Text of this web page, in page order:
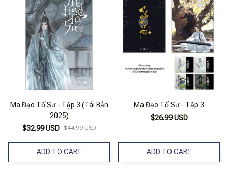
Ma Đạo Tổ Sư - Tập 3 (Tái Bản
2025)
$32.99 USD $44.99 USD
ADD TO CART
Ma Đạo Tổ Sư - Tập 3
$26.99 USD
ADD TO CART